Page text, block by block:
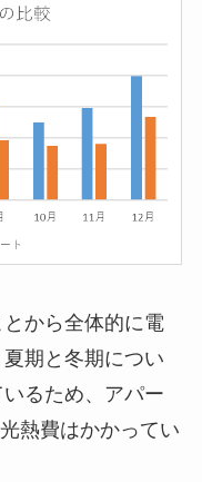
から全体的に電
期と冬期につい
るため、アパー
熱費はかかってい